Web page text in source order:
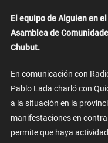
El equipo de Alguien en
Asamblea de
Chubut.
En comunicación con
Pablo Lada charló con
a la situación en la
manifestaciones en contra
permite que haya